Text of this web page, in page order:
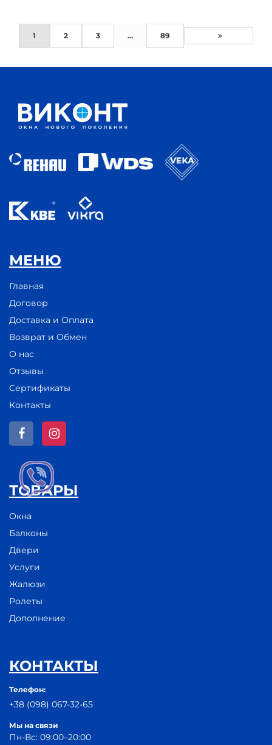
1 2 3 ... 89
МЕНЮ
Главная
Договор
Доставка и Оплата
Возврат и Обмен
О нас
Отзывы
Сертификаты
Контакты
ТОВАРЫ
Окна
Балконы
Двери
Услуги
Жалюзи
Ролеты
Дополнение
КОНТАКТЫ
Телефон:
+38 (098) 067-32-65
Мы на связи
Пн-Вс: 09:00–20:00